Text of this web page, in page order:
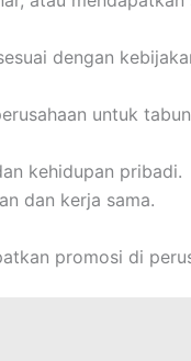
dengan
untuk
kehidupan pribadi.
dan kerja sama.
promosi di